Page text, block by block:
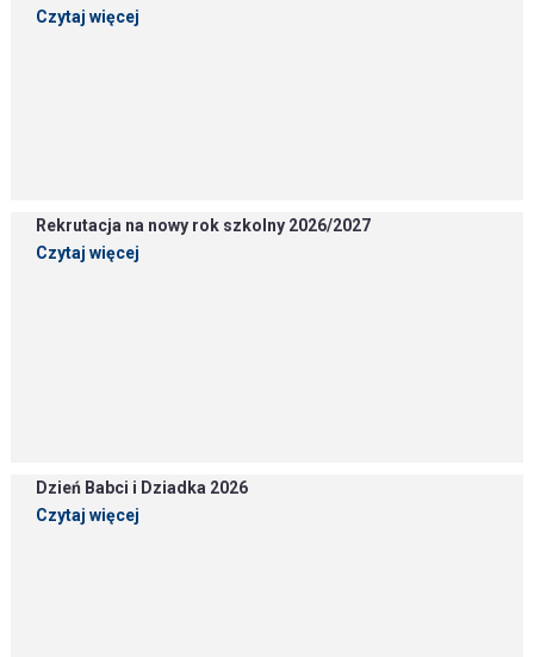
Czytaj więcej
Rekrutacja na nowy rok szkolny 2026/2027
Czytaj więcej
Dzień Babci i Dziadka 2026
Czytaj więcej